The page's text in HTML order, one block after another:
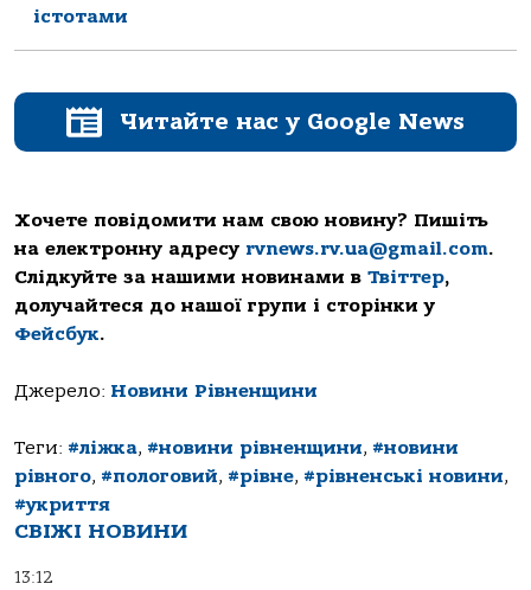
істотами
Читайте нас у Google News
Хочете повідомити нам свою новину? Пишіть
на електронну адресу rvnews.rv.ua@gmail.com.
Слідкуйте за нашими новинами в Твіттер,
долучайтеся до нашої групи і сторінки у
Фейсбук.
Джерело: Новини Рівненщини
Теги: #ліжка, #новини рівненщини, #новини
рівного, #пологовий, #рівне, #рівненські новини,
#укриття
СВІЖІ НОВИНИ
13:12